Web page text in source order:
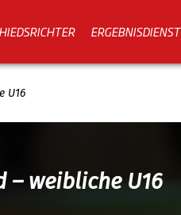
ERGEBNISDIENST
U16
– weibliche U16